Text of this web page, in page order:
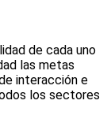
de cada uno
las metas
interacción e
los sectores